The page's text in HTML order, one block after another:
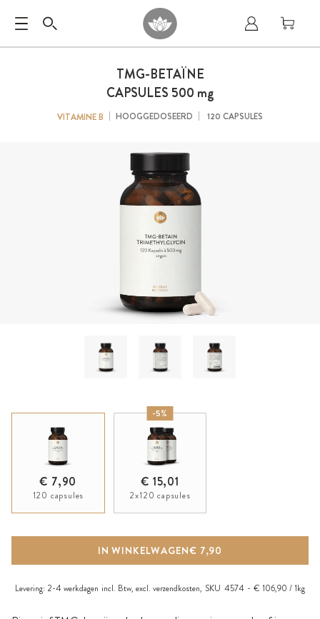
TMG-BETAÏNE
CAPSULES 500 mg
VITAMINE B HOOGGEDOSEERD 120 CAPSULES
€ 7,90
120 capsules
-5%
€ 15,01
2x120 capsules
IN WINKELWAGEN€ 7,90
Levering: 2-4 werkdagen incl. Btw, excl. verzendkosten, SKU 4574 € 106,90 / 1kg